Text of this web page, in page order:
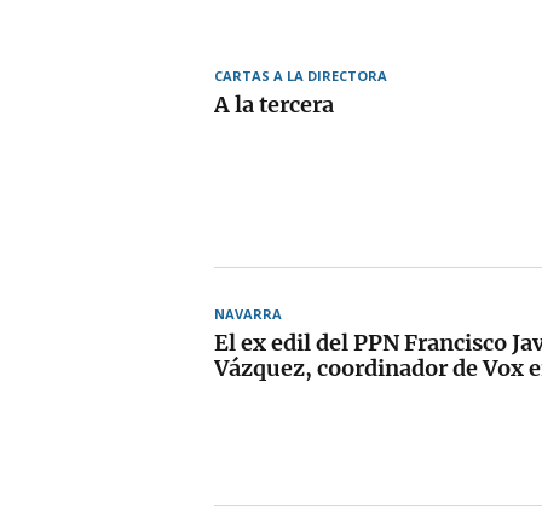
CARTAS A LA DIRECTORA
A la tercera
NAVARRA
El ex edil del PPN Francisco
Vázquez, coordinador de Vox